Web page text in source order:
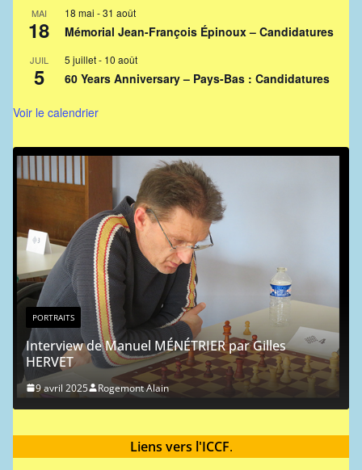
MAI
18
18 mai 31 août
Mémorial Jean-François Épinoux – Candidatures
JUIL
5
5 juillet 10 août
60 Years Anniversary – Pays-Bas : Candidatures
Voir le calendrier
par Gilles
PORTRAITS
Portrait chinois : Jean-Michel
9 mai 2024 Rogemont Alain
Liens vers l'ICCF.
5 août 2026
ICCF 1st Chess 960 World Championship - Preliminaries